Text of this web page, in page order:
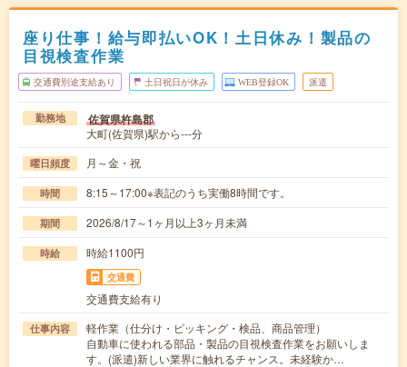
座り仕事！給与即払いOK！土日休み！製品の
目視検査作業
交通費別途支給あり 土日祝日が休み WEB登録OK 派遣
勤務地 佐賀県杵島郡
大町(佐賀県)駅から---分
曜日頻度 月～金・祝
時間 8:15～17:00※表記のうち実働8時間です。
期間 2026/8/17～1ヶ月以上3ヶ月未満
時給 時給1100円
交通費
交通費支給有り
仕事内容
軽作業（仕分け・ピッキング・検品、商品管理）
自動車に使われる部品・製品の目視検査作業をお願いしま
す。(派遣)新しい業界に触れるチャンス。未経験か…